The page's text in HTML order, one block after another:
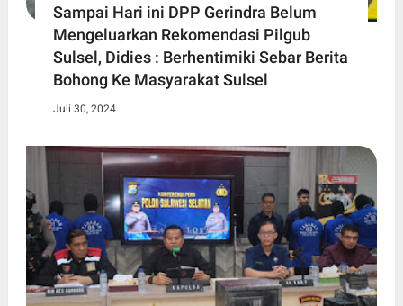
Sampai Hari ini DPP Gerindra Belum
Mengeluarkan Rekomendasi Pilgub
Sulsel, Didies : Berhentimiki Sebar Berita
Bohong Ke Masyarakat Sulsel
Juli 30, 2024